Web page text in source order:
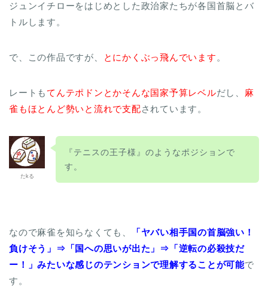
ジュンイチローをはじめとした政治家たちが各国首脳とバ
トルします。
で、この作品ですが、 とにかくぶっ飛んでいます 。
レートもてんテポドンとかそんな国家予算レベルだし、 麻
雀もほとんど勢いと流れで支配されています。
たkる
『テニスの王子様』のようなポジションで
す。
なので麻雀を知らなくても、
「ヤバい相手国の首脳強い！
負けそう」⇒「国への思いが出た」⇒「逆転の必殺技だ
ー！」みたいな感じのテンションで理解することが可能で
す。